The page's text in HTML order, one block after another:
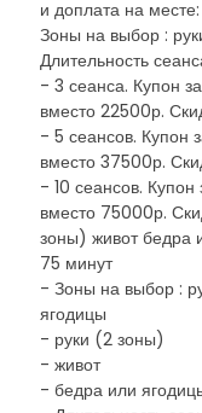
и доплата на
Зоны на выбор :
Длительность
- 3 сеанса. Купон
вместо 22500р.
- 5 сеансов. Купон
вместо 37500р.
- 10 сеансов.
вместо 75000р.
зоны) живот бедра
75 минут
- Зоны на выбор :
ягодицы
- руки (2 зоны)
- живот
- бедра или